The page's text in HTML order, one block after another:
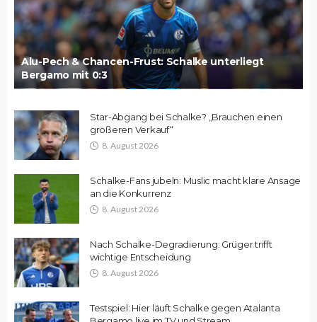
Alu-Pech & Chancen-Frust: Schalke unterliegt
Bergamo mit 0:3
Star-Abgang bei Schalke? „Brauchen einen
größeren Verkauf“
8. August 2026
Schalke-Fans jubeln: Muslic macht klare Ansage
an die Konkurrenz
8. August 2026
Nach Schalke-Degradierung: Grüger trifft
wichtige Entscheidung
8. August 2026
Testspiel: Hier läuft Schalke gegen Atalanta